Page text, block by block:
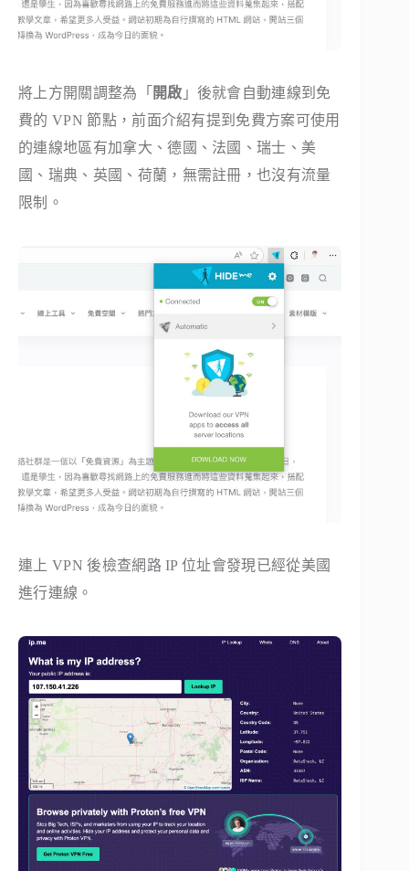
將上方開關調整為「 開啟 」後就會自動連線到免
費的 VPN 節點，前面介紹有提到免費方案可使用
的連線地區有加拿大、德國、法國、瑞士、美
國、瑞典、英國、荷蘭，無需註冊，也沒有流量
限制。
連上 VPN 後檢查網路 IP 位址會發現已經從美國
進行連線。